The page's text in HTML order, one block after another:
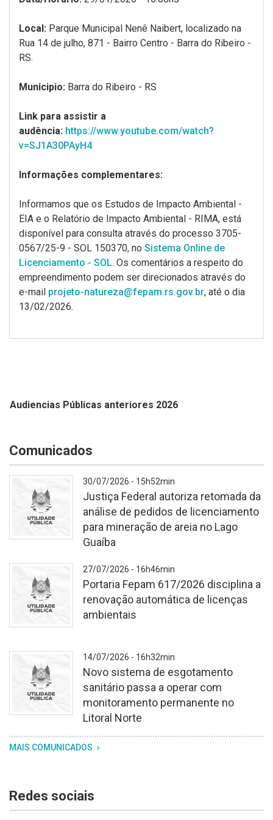
Local: Parque Municipal Nenê Naibert, localizado na
Rua 14 de julho, 871 - Bairro Centro - Barra do Ribeiro -
RS.
Municipio: Barra do Ribeiro - RS
Link para assistir a
audência: https://www.youtube.com/watch?
v=SJ1A30PAyH4
Informações complementares:
Informamos que os Estudos de Impacto Ambiental -
EIA e o Relatório de Impacto Ambiental - RIMA, está
disponível para consulta através do processo 3705-
0567/25-9 - SOL 150370, no Sistema Online de
Licenciamento - SOL. Os comentários a respeito do
empreendimento podem ser direcionados através do
e-mail projeto-natureza@fepam.rs.gov.br, até o dia
13/02/2026.
Audiencias Públicas anteriores 2026
Comunicados
Fundo
branco
texturizado.
brasão
Grande
com
os
pública"
logo
30/07/2026 - 15h52min
Justiça Federal autoriza retomada da
análise de pedidos de licenciamento
para mineração de areia no Lago
Guaíba
Fundo
branco
texturizado.
brasão
do
do
Sul,
27/07/2026 - 16h46min
Portaria Fepam 617/2026 disciplina a
renovação automática de licenças
ambientais
Fundo
branco
centro,
o
14/07/2026 - 16h32min
Novo sistema de esgotamento
sanitário passa a operar com
monitoramento permanente no
Litoral Norte
MAIS COMUNICADOS
Redes sociais